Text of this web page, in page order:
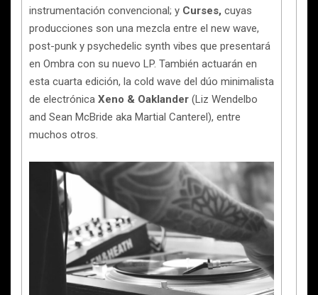
instrumentación convencional; y Curses, cuyas
producciones son una mezcla entre el new wave,
post-punk y psychedelic synth vibes que presentará
en Ombra con su nuevo LP. También actuarán en
esta cuarta edición, la cold wave del dúo minimalista
de electrónica Xeno & Oaklander (Liz Wendelbo
and Sean McBride aka Martial Canterel), entre
muchos otros.